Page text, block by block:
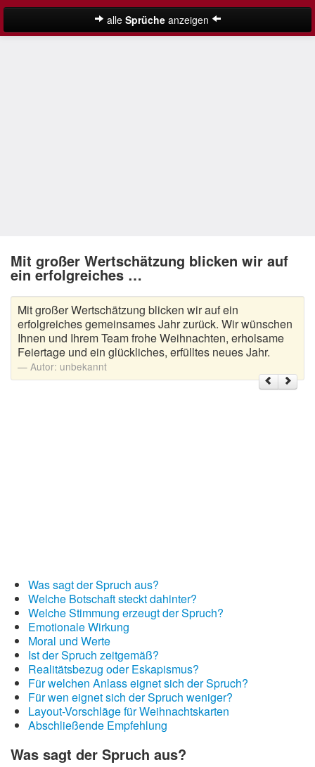
alle Sprücheanzeigen
Nikolaus Sprüche
Schöne Weihnachtssprüche
Weihnachtsgedichte
Weihnachtsgrüße
Weihnachtssprüche für Karten
Mit großer Wertschätzung blicken wir auf
ein erfolgreiches …
Mit großer Wertschätzung blicken wir auf ein
erfolgreiches gemeinsames Jahr zurück. Wir wünschen
Ihnen und Ihrem Team frohe Weihnachten, erholsame
Feiertage und ein glückliches, erfülltes neues Jahr.
Autor: unbekannt
Was sagt der Spruch aus?
Welche Botschaft steckt dahinter?
Welche Stimmung erzeugt der Spruch?
Emotionale Wirkung
Moral und Werte
Ist der Spruch zeitgemäß?
Realitätsbezug oder Eskapismus?
Für welchen Anlass eignet sich der Spruch?
Für wen eignet sich der Spruch weniger?
Layout-Vorschläge für Weihnachtskarten
Abschließende Empfehlung
Was sagt der Spruch aus?